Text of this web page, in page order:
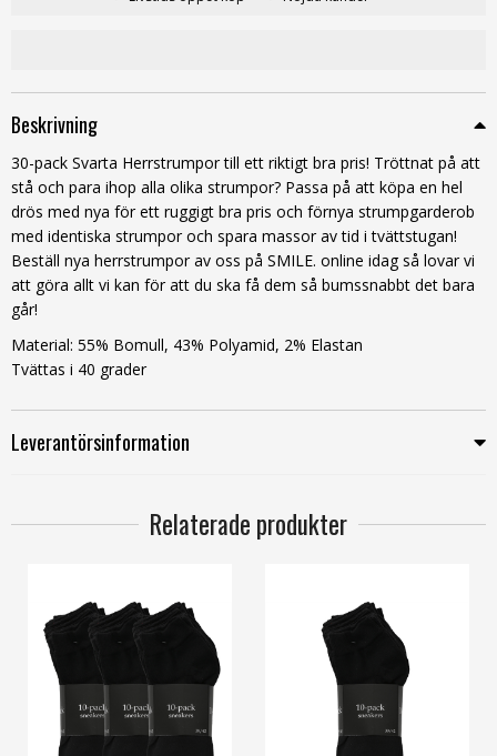
Beskrivning
30-pack Svarta Herrstrumpor till ett riktigt bra pris! Tröttnat på att
stå och para ihop alla olika strumpor? Passa på att köpa en hel
drös med nya för ett ruggigt bra pris och förnya strumpgarderob
med identiska strumpor och spara massor av tid i tvättstugan!
Beställ nya herrstrumpor av oss på SMILE. online idag så lovar vi
att göra allt vi kan för att du ska få dem så bumssnabbt det bara
går!
Material: 55% Bomull, 43% Polyamid, 2% Elastan
Tvättas i 40 grader
Leverantörsinformation
Relaterade produkter